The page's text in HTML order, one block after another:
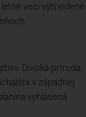
veci vytriedené
Divoká príroda,
v západnej
vyhlásená